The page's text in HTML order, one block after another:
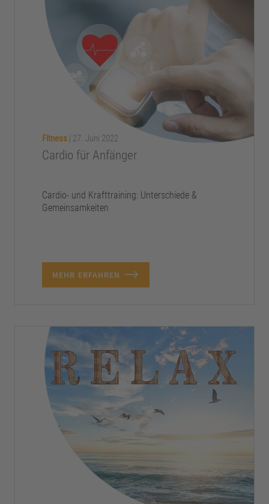
Fitness | 27. Juni 2022
Cardio für Anfänger
Cardio- und Krafttraining: Unterschiede &
Gemeinsamkeiten
MEHR ERFAHREN